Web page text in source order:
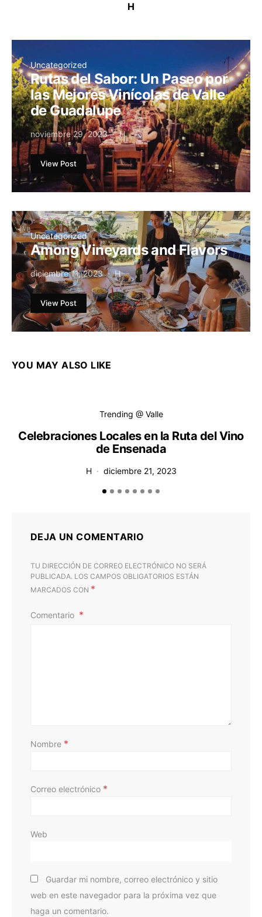
H
Uncategorized
Rutas del Sabor: Un Paseo por
las Mejores Vinícolas de Valle
de Guadalupe
noviembre 29, 2023 H
View Post
Uncategorized
Among Vineyards and Flavors
diciembre 11, 2023 H
View Post
YOU MAY ALSO LIKE
Trending @ Valle
Celebraciones Locales en la Ruta del Vino
de Ensenada
H diciembre 21, 2023
DEJA UN COMENTARIO
TU DIRECCIÓN DE CORREO ELECTRÓNICO NO SERÁ
PUBLICADA. LOS CAMPOS OBLIGATORIOS ESTÁN
MARCADOS CON *
Comentario
Nombre *
Correo electrónico *
Web
Guardar mi nombre, correo electrónico y sitio
web en este navegador para la próxima vez que
haga un comentario.